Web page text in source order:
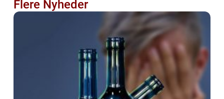
Flere Nyheder